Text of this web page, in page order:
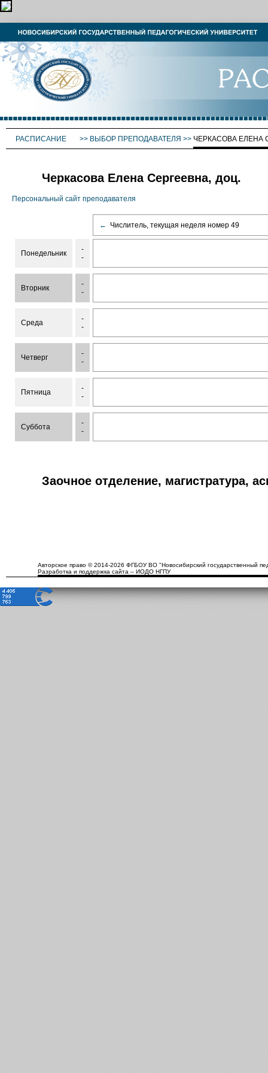
РАСПИСАНИЕ >> ВЫБОР ПРЕПОДАВАТЕЛЯ >> ЧЕРКАСОВА ЕЛЕНА
Черкасова Елена Сергеевна, доц.
Персональный сайт преподавателя
← Числитель, текущая неделя номер 49
Понедельник
-
-
Вторник
-
-
Среда
-
-
Четверг
-
-
Пятница
-
-
Суббота
-
-
Заочное отделение, магистратура,
Авторское право © 2014-2026 ФГБОУ ВО "Новосибирский государственный
Разработка и поддержка сайта – ИОДО НГПУ